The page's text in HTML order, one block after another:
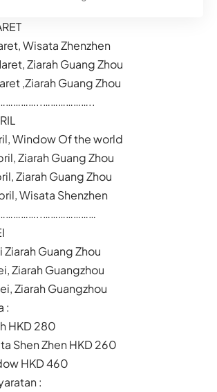
Wisata Zhenzhen
Ziarah Guang Zhou
,Ziarah Guang Zhou
………………..
Window Of the world
Ziarah Guang Zhou
Ziarah Guang Zhou
Wisata Shenzhen
…………………
Ziarah Guang Zhou
Ziarah Guangzhou
Ziarah Guangzhou
:
HKD 280
Shen Zhen HKD 260
HKD 460
: